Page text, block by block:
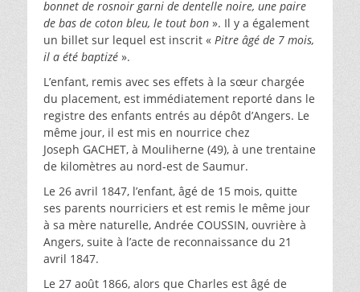
bonnet de rosnoir garni de dentelle noire, une paire
de bas de coton bleu, le tout bon ». Il y a également
un billet sur lequel est inscrit « Pitre âgé de 7 mois,
il a été baptizé ».
L’enfant, remis avec ses effets à la sœur chargée
du placement, est immédiatement reporté dans le
registre des enfants entrés au dépôt d’Angers. Le
même jour, il est mis en nourrice chez
Joseph GACHET, à Mouliherne (49), à une trentaine
de kilomètres au nord-est de Saumur.
Le 26 avril 1847, l’enfant, âgé de 15 mois, quitte
ses parents nourriciers et est remis le même jour
à sa mère naturelle, Andrée COUSSIN, ouvrière à
Angers, suite à l’acte de reconnaissance du 21
avril 1847.
Le 27 août 1866, alors que Charles est âgé de